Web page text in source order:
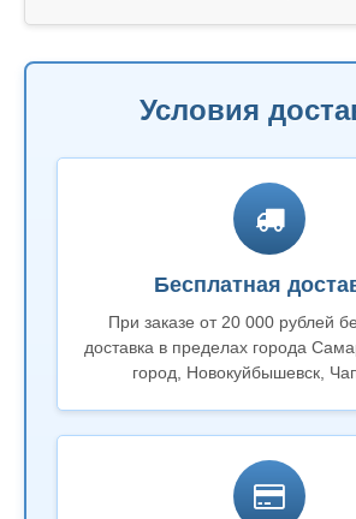
Условия
Бесплатная
При заказе от 20 000 рублей
доставка в пределах города
город, Новокуйбышевск,